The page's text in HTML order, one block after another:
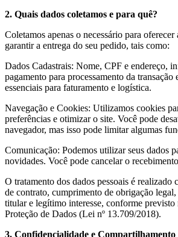
2. Quais dados coletamos e para quê?
Coletamos apenas o necessário para
garantir a entrega do seu pedido, tais como:
Dados Cadastrais: Nome, CPF e endereço,
pagamento para processamento da transação
essenciais para faturamento e logística.
Navegação e Cookies: Utilizamos cookies
preferências e otimizar o site. Você pode
navegador, mas isso pode limitar algumas
Comunicação: Podemos utilizar seus dados
novidades. Você pode cancelar o
O tratamento dos dados pessoais é realizado
de contrato, cumprimento de obrigação
titular e legítimo interesse, conforme
Proteção de Dados (Lei nº 13.709/2018).
3. Confidencialidade e Compartilhamento